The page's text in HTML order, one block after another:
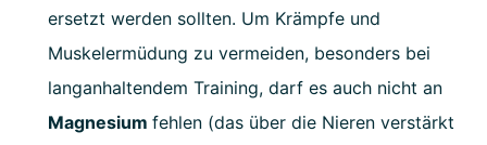
ersetzt werden sollten. Um Krämpfe und
Muskelermüdung zu vermeiden, besonders bei
langanhaltendem Training, darf es auch nicht an
Magnesium fehlen (das über die Nieren verstärkt